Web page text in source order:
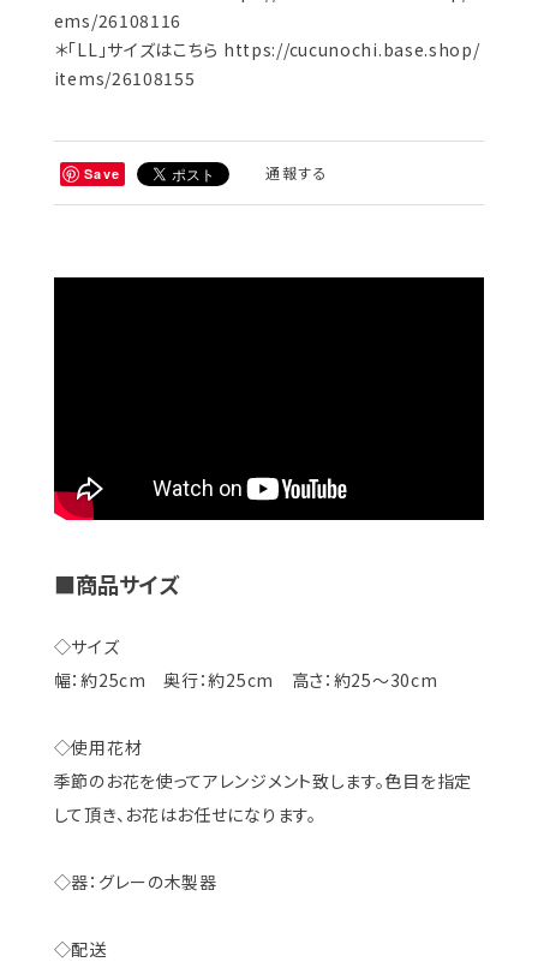
ems/26108116
＊「LL」サイズはこちら https://cucunochi.base.shop/
items/26108155
Save 通報する
■商品サイズ
◇サイズ
幅：約25cm 奥行：約25cm 高さ：約25～30cm
◇使用花材
季節のお花を使ってアレンジメント致します。色目を指定
して頂き、お花はお任せになります。
◇器：グレーの木製器
◇配送